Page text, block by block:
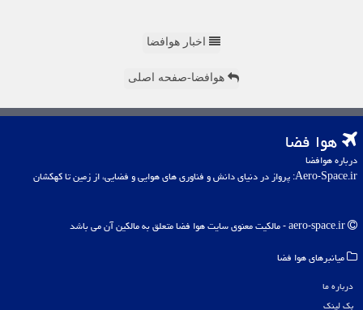
اخبار هوافضا
هوافضا-صفحه اصلی
هوا فضا
درباره هوافضا
Aero-Space.ir: پرواز در دنیای دانش و فناوری های هوایی و فضایی، از زمین تا کهکشان
میانبرهای هوا فضا
درباره ما
بک لینک